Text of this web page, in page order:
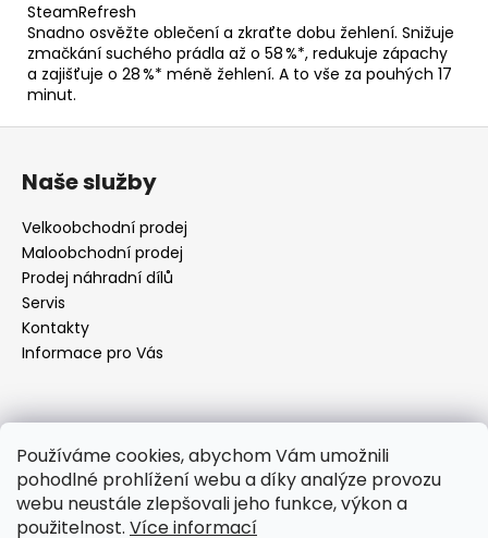
Používáme cookies, abychom Vám umožnili
pohodlné prohlížení webu a díky analýze provozu
webu neustále zlepšovali jeho funkce, výkon a
použitelnost. Více informací
SteamRefresh
Snadno osvěžte oblečení a zkraťte dobu žehlení. Snižuje
zmačkání suchého prádla až o 58 %*, redukuje zápachy
a zajišťuje o 28 %* méně žehlení. A to vše za pouhých 17
minut.
Naše služby
Velkoobchodní prodej
Maloobchodní prodej
Prodej náhradní dílů
Servis
Kontakty
Informace pro Vás
objednavky@elektrorezny.cz
602 155 983
https://www.facebook.com/jirireznyelektroservis